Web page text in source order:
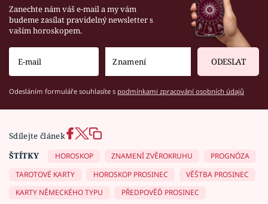
Zanechte nám váš e-mail a my vám
budeme zasílat pravidelný newsletter s
vaším horoskopem.
ODESLAT
Odesláním formuláře souhlasíte s podmínkami zpracování osobních údajů
Sdílejte článek
ŠTÍTKY
HOROSKOP ZNAMENÍ ZVĚROKRUHU
PROGNÓZA
TAROTOVÉ KARTY
HOROSKOP PROSINEC
VĚŠTBA PROSINEC
KARTY NĚMECKÉHO TYPU
PŘEDPOVĚĎ PROSINEC